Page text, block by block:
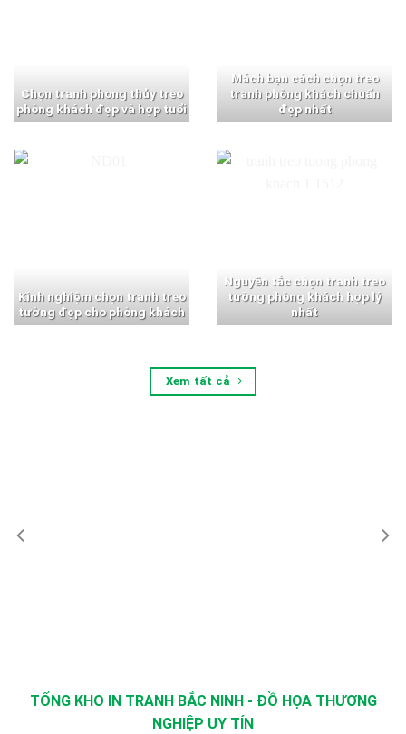
Chọn tranh phong thủy treo
phòng khách đẹp và hợp tuổi
Mách bạn cách chọn treo
tranh phòng khách chuẩn
đẹp nhất
Kinh nghiệm chọn tranh treo
tường đẹp cho phòng khách
Nguyên tắc chọn tranh treo
tường phòng khách hợp lý
nhất
Xem tất cả
TỔNG KHO IN TRANH BẮC NINH - ĐỒ HỌA THƯƠNG
NGHIỆP UY TÍN